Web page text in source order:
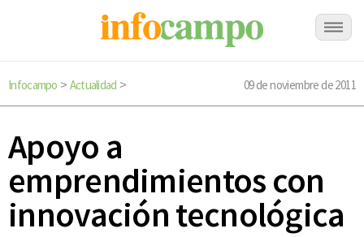
Infocampo > Actualidad > 09 de noviembre de 2011
Apoyo a
emprendimientos con
innovación tecnológica